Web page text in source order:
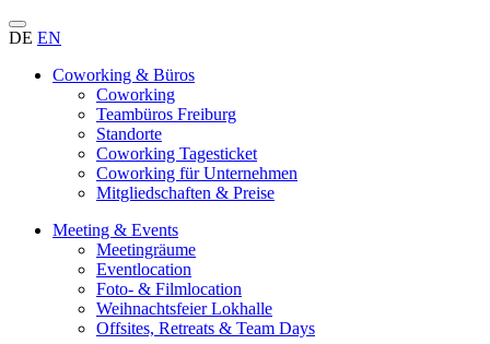
DE EN
Coworking & Büros
Coworking
Teambüros Freiburg
Standorte
Coworking Tagesticket
Coworking für Unternehmen
Mitgliedschaften & Preise
Meeting & Events
Meetingräume
Eventlocation
Foto- & Filmlocation
Weihnachtsfeier Lokhalle
Offsites, Retreats & Team Days